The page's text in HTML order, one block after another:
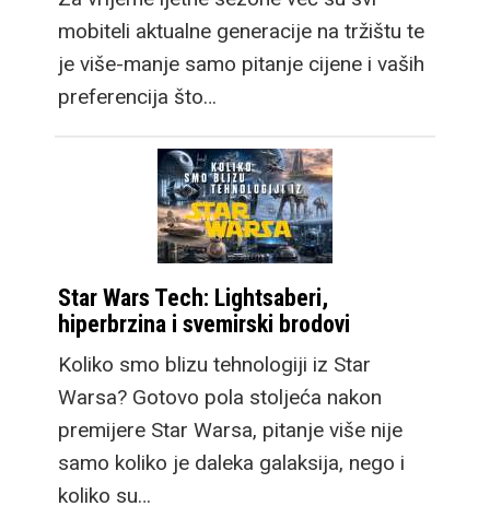
mobiteli aktualne generacije na tržištu te
je više-manje samo pitanje cijene i vaših
preferencija što…
Star Wars Tech: Lightsaberi,
hiperbrzina i svemirski brodovi
Koliko smo blizu tehnologiji iz Star
Warsa? Gotovo pola stoljeća nakon
premijere Star Warsa, pitanje više nije
samo koliko je daleka galaksija, nego i
koliko su…